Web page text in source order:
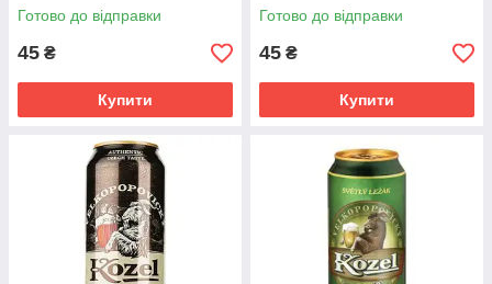
Готово до відправки
45 ₴
Купити
Готово до відправки
45 ₴
Купити